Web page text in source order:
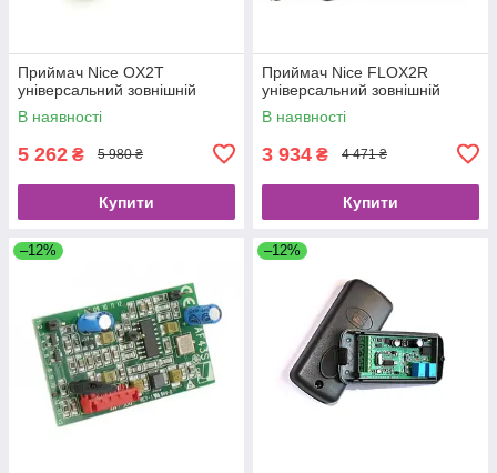
Приймач Nice OX2T
універсальний зовнішній
В наявності
5 262 ₴ 5 980 ₴
Купити
Приймач Nice FLOX2R
універсальний зовнішній
В наявності
3 934 ₴ 4 471 ₴
Купити
–12% –12%